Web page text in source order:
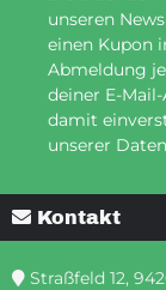
unseren
einen Kupon
Abmeldung
deiner E-
damit
unserer
Kontakt
Straßfeld 12,